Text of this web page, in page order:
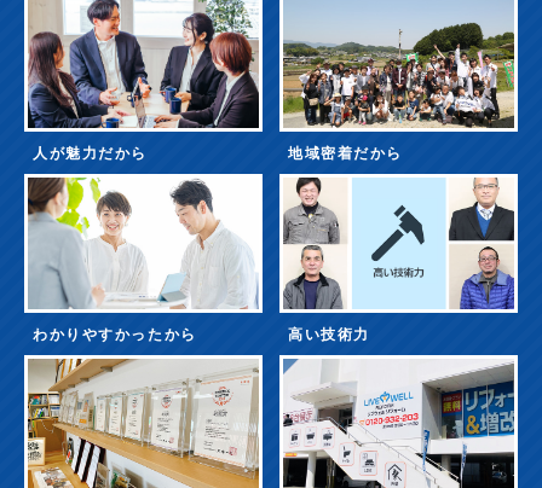
人が魅力だから 地域密着だから
わかりやすかったから 高い技術力